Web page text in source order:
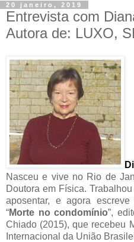
20 janeiro, 2019
Entrevista com
Autora de: LUXO,
Nasceu e vive no Rio de
Doutora em Física.
aposentar, e agora
“Morte no condomínio”,
Chiado (2015), que recebeu
Internacional da União